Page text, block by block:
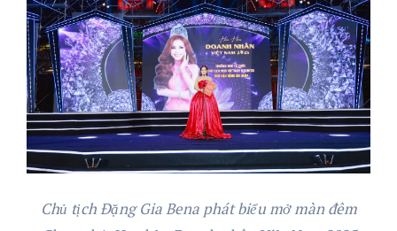
Chủ tịch Đặng Gia Bena phát biểu mở màn đêm